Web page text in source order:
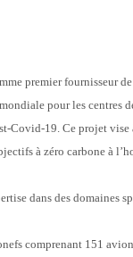
premier fournisseur
pour les centres
Covid-19. Ce projet
à zéro carbone à
dans des domaines
comprenant 151